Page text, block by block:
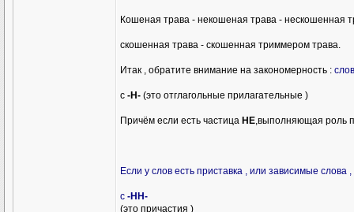
Кошеная трава - некошеная трава - нескошенная
скошенная трава - скошенная триммером трава.
Итак , обратите внимание на закономерность :
с -Н- (это отглагольные прилагательные )
Причём если есть частица НЕ,выполняющая роль
Если у слов есть приставка , или зависимые
с -НН-
(это причастия )